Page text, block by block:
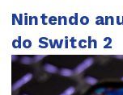
Nintendo
do Switch 2